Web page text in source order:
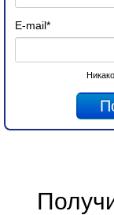
E-mail*